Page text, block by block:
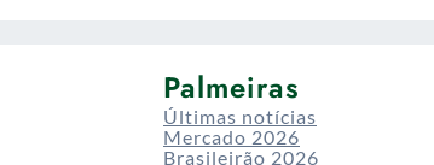
Palmeiras
Últimas notícias
Mercado 2026
Brasileirão 2026